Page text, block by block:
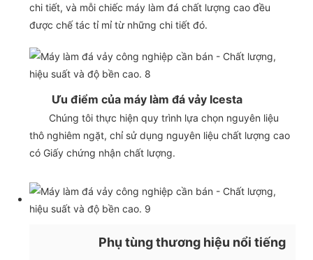
chi tiết, và mỗi chiếc máy làm đá chất lượng cao đều
được chế tác tỉ mỉ từ những chi tiết đó.
Ưu điểm của máy làm đá vảy Icesta
Chúng tôi thực hiện quy trình lựa chọn nguyên liệu
thô nghiêm ngặt, chỉ sử dụng nguyên liệu chất lượng cao
có Giấy chứng nhận chất lượng.
Phụ tùng thương hiệu nổi tiếng